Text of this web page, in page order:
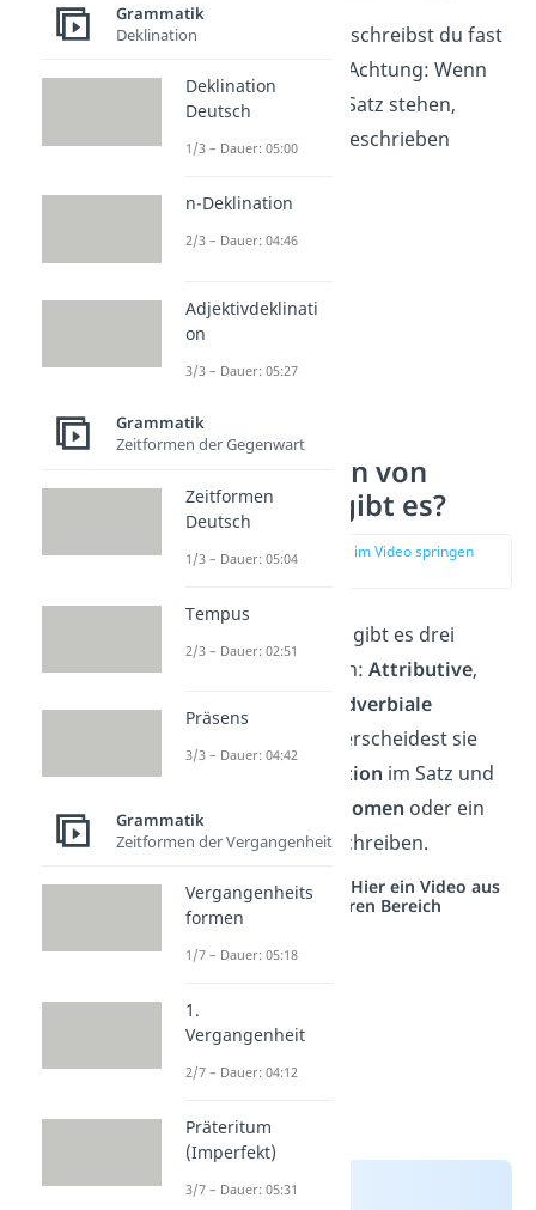
Wichtig:
Adjektive schreibst du fast
immer klein. Aber Achtung: Wenn
sie ganz vorne im Satz stehen,
müssen sie groß geschrieben
Welche Arten von
Adjektiven gibt es?
zur Stelle im Video springen
(00:50)
Bei den Adjektiven gibt es drei
verschiedene Arten: Attributive,
adverbiale
. Du unterscheidest sie
Position im Satz und
daran, ob sie ein
Nomen oder ein
Verb genauer beschreiben.
Studyflix vernetzt: Hier ein Video aus
einem anderen Bereich
Grammatik
Deklination
Deklination
Deutsch
1/3 – Dauer: 05:00
n-Deklination
2/3 – Dauer: 04:46
Adjektivdeklinati
on
3/3 – Dauer: 05:27
Grammatik
Zeitformen der Gegenwart
Zeitformen
Deutsch
1/3 – Dauer: 05:04
Tempus
2/3 – Dauer: 02:51
Präsens
3/3 – Dauer: 04:42
Grammatik
Zeitformen der Vergangenheit
Vergangenheits
formen
1/7 – Dauer: 05:18
1.
Vergangenheit
2/7 – Dauer: 04:12
Präteritum
(Imperfekt)
3/7 – Dauer: 05:31